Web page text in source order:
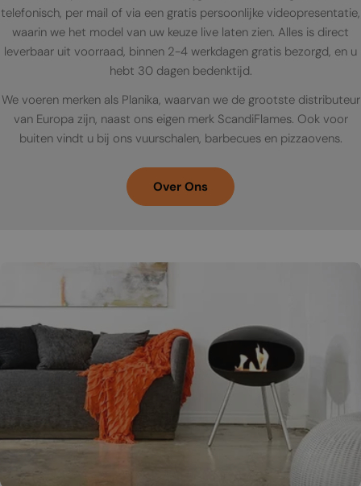
telefonisch, per mail of via een gratis persoonlijke videopresentatie,
waarin we het model van uw keuze live laten zien. Alles is direct
leverbaar uit voorraad, binnen 2-4 werkdagen gratis bezorgd, en u
hebt 30 dagen bedenktijd.
We voeren merken als Planika, waarvan we de grootste distributeur
van Europa zijn, naast ons eigen merk ScandiFlames. Ook voor
buiten vindt u bij ons vuurschalen, barbecues en pizzaovens.
Over Ons